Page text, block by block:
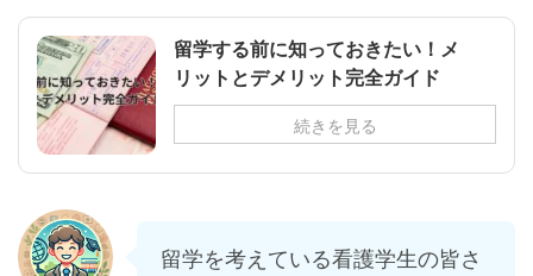
留学する前に知っておきたい！メ
リットとデメリット完全ガイド
続きを見る
留学を考えている看護学生の皆さ